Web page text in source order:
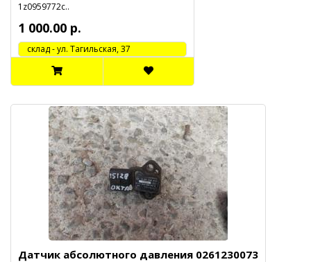
1z0959772c..
1 000.00 р.
cклад - ул. Тагильская, 37
Датчик абсолютного давления 0261230073